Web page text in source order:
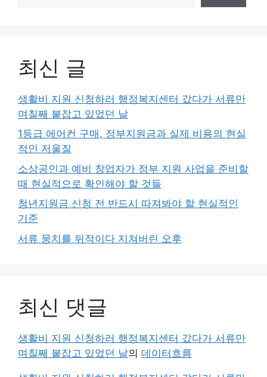
최신 글
생활비 지원 신청하러 행정복지센터 갔다가 서류만
며칠째 붙잡고 있었던 날
1등급 에어컨 구매, 정부지원금과 실제 비용의 현실
적인 저울질
소상공인과 예비 창업자가 정부 지원 사업을 준비할
때 현실적으로 확인해야 할 것들
청년지원금 신청 전 반드시 따져봐야 할 현실적인
기준
서류 뭉치를 뒤적이다 지쳐버린 오후
최신 댓글
생활비 지원 신청하러 행정복지센터 갔다가 서류만
며칠째 붙잡고 있었던 날의 데이터흐름